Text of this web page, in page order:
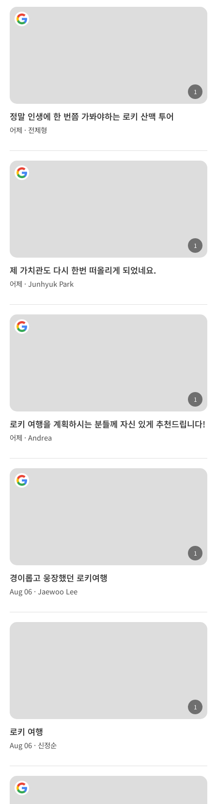
1
정말 인생에 한 번쯤 가봐야하는 로키 산맥 투어
어제 · 전제형
1
제 가치관도 다시 한번 떠올리게 되었네요.
어제 · Junhyuk Park
1
로키 여행을 계획하시는 분들께 자신 있게 추천드립니다!
어제 · Andrea
1
경이롭고 웅장했던 로키여행
Aug 06 · Jaewoo Lee
1
로키 여행
Aug 06 · 신정순